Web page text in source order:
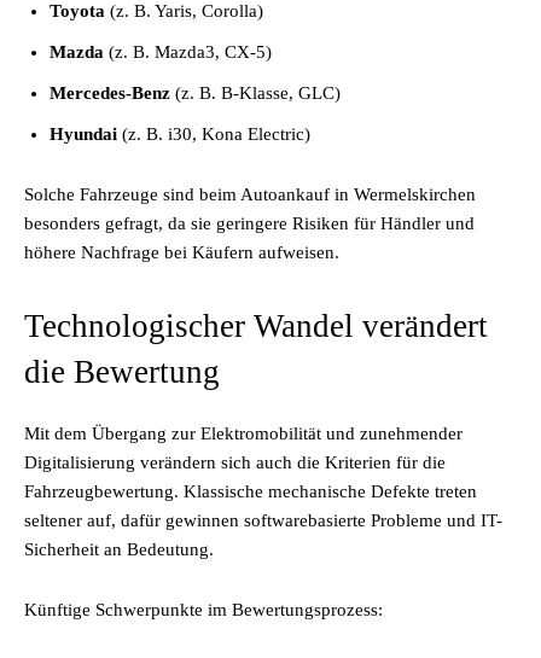
Toyota (z. B. Yaris, Corolla)
Mazda (z. B. Mazda3, CX-5)
Mercedes-Benz (z. B. B-Klasse, GLC)
Hyundai (z. B. i30, Kona Electric)
Solche Fahrzeuge sind beim Autoankauf in Wermelskirchen
besonders gefragt, da sie geringere Risiken für Händler und
höhere Nachfrage bei Käufern aufweisen.
Technologischer Wandel verändert
die Bewertung
Mit dem Übergang zur Elektromobilität und zunehmender
Digitalisierung verändern sich auch die Kriterien für die
Fahrzeugbewertung. Klassische mechanische Defekte treten
seltener auf, dafür gewinnen softwarebasierte Probleme und IT-
Sicherheit an Bedeutung.
Künftige Schwerpunkte im Bewertungsprozess: